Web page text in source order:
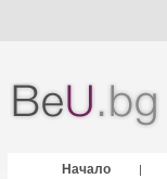
Начало |